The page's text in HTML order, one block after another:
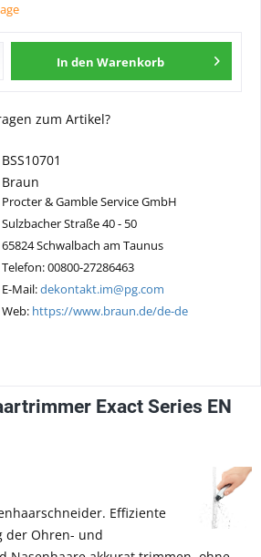
In den Warenkorb
zum Artikel?
BSS10701
Braun
Procter & Gamble Service GmbH
Sulzbacher Straße 40 - 50
65824 Schwalbach am Taunus
Telefon: 00800-27286463
E-Mail:dekontakt.im@pg.com
Web: https://www.braun.de/de-de
Exact Series EN
Effiziente
der Ohren- und